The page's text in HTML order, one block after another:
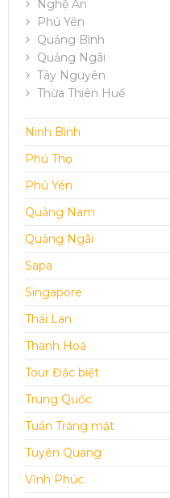
Nghệ An
Phú Yên
Quảng Bình
Quảng Ngãi
Tây Nguyên
Thừa Thiên Huế
Ninh Bình
Phú Thọ
Phú Yên
Quảng Nam
Quảng Ngãi
Sapa
Singapore
Thái Lan
Thanh Hoá
Tour Đặc biệt
Trung Quốc
Tuần Trăng mật
Tuyên Quang
Vĩnh Phúc